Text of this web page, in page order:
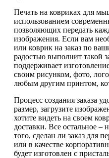
Печать на ковриках для
использованием
позволяющих передать
изображения. Если вам
или коврик на заказ по
радостью выполнит такой
поддерживает
своим рисунком, фото,
любым другим принтом,
Процесс создания заказа
размер, загрузите
хотите видеть на своем
доставки. Все остальное –
того, сделан ли заказ для
или в качестве
будет изготовлен с